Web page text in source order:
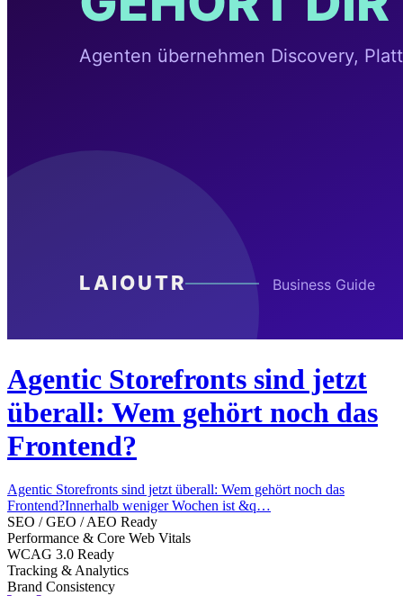
Agentic Storefronts sind jetzt
überall: Wem gehört noch das
Frontend?
Agentic Storefronts sind jetzt überall: Wem gehört noch das
Frontend?Innerhalb weniger Wochen ist &q…
SEO / GEO / AEO Ready
Performance & Core Web Vitals
WCAG 3.0 Ready
Tracking & Analytics
Brand Consistency